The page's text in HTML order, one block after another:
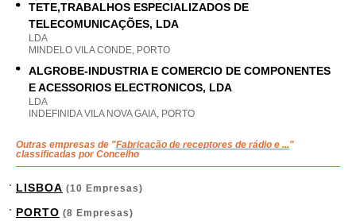
TETE,TRABALHOS ESPECIALIZADOS DE
TELECOMUNICAÇÕES, LDA
LDA
MINDELO VILA CONDE, PORTO
ALGROBE-INDUSTRIA E COMERCIO DE COMPONENTES
E ACESSORIOS ELECTRONICOS, LDA
LDA
INDEFINIDA VILA NOVA GAIA, PORTO
Outras empresas de "Fabricação de receptores de rádio e ..."
classificadas por Concelho
LISBOA (10 Empresas)
PORTO (8 Empresas)